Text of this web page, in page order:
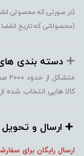
(در صورتی که محصولی
(محصولاتی که تاریخ انقضا
➕️ دسته بندی
متشکل از حدود ۲۰۰۰ صفحه محصول و ۵۰۰۰ قلم sku کالا
کالا هایی انتخاب شده
➕️ ارسال و
ارسال رایگان برای سفارشات بالا 3